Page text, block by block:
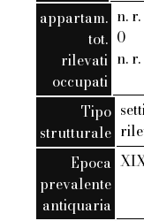
appartam.
tot.
rilevati
occupati
n. r.
0
n. r.
Tipo
strutturale
Epoca
prevalente
antiquaria